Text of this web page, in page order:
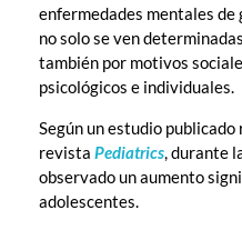
enfermedades mentales de
no solo se ven
también por motivos
psicológicos e individuales.
Según un estudio
revista Pediatrics, durante
observado un aumento
adolescentes.